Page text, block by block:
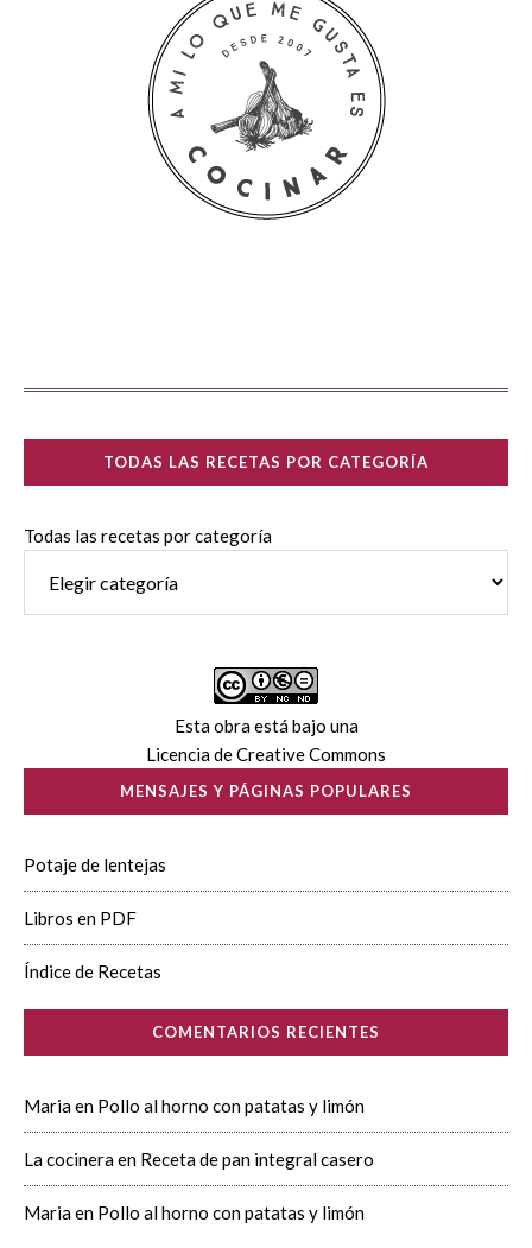
TODAS LAS RECETAS POR CATEGORÍA
Todas las recetas por categoría
Esta obra está bajo una
Licencia de Creative Commons
MENSAJES Y PÁGINAS POPULARES
Potaje de lentejas
Libros en PDF
Índice de Recetas
COMENTARIOS RECIENTES
Mariaen Pollo al horno con patatas y limón
La cocineraen Receta de pan integral casero
Mariaen Pollo al horno con patatas y limón